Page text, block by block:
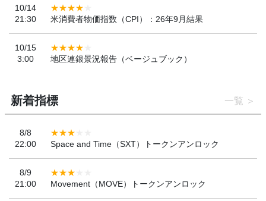
10/14
21:30
米消費者物価指数（CPI）：26年9月結果
10/15
3:00
地区連銀景況報告（ベージュブック）
新着指標 一覧
8/8
22:00
Space and Time（SXT）トークンアンロック
8/9
21:00
Movement（MOVE）トークンアンロック